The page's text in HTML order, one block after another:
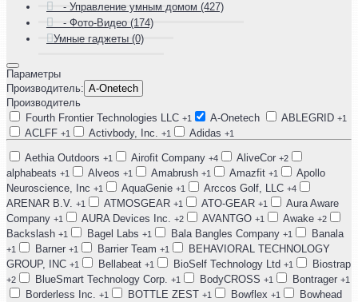
- Управление умным домом (427)
- Фото-Видео (174)
Умные гаджеты (0)
Параметры
Производитель: A-Onetech
Производитель
Fourth Frontier Technologies LLC +1 A-Onetech ABLEGRID +1
ACLFF +1 Activbody, Inc. +1 Adidas +1
Aethia Outdoors +1 Airofit Company +4 AliveCor +2
alphabeats +1 Alveos +1 Amabrush +1 Amazfit +1
Apollo
Neuroscience, Inc +1 AquaGenie +1 Arccos Golf, LLC +4
ARENAR B.V. +1 ATMOSGEAR +1 ATO-GEAR +1
Aura Aware
Company +1 AURA Devices Inc. +2 AVANTGO +1 Awake +2
Backslash +1 Bagel Labs +1 Bala Bangles Company +1 Banala
+1 Barner +1 Barrier Team +1
BEHAVIORAL TECHNOLOGY
GROUP, INC +1 Bellabeat +1 BioSelf Technology Ltd +1 Biostrap
+2 BlueSmart Technology Corp. +1 BodyCROSS +1 Bontrager +1
Borderless Inc. +1 BOTTLE ZEST +1 Bowflex +1
Bowhead